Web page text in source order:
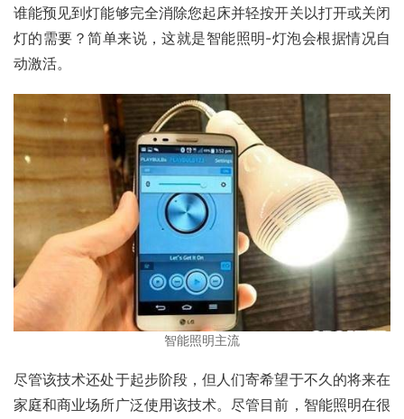
谁能预见到灯能够完全消除您起床并轻按开关以打开或关闭
灯的需要？简单来说，这就是智能照明-灯泡会根据情况自
动激活。
智能照明主流
尽管该技术还处于起步阶段，但人们寄希望于不久的将来在
家庭和商业场所广泛使用该技术。尽管目前，智能照明在很